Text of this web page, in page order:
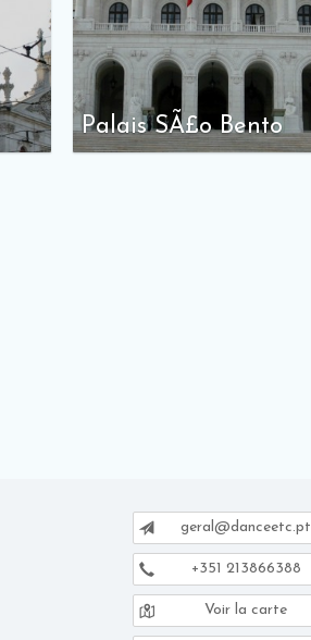
Palais SÃ£o Bento
geral@danceetc.pt
+351 213866388
Voir la carte